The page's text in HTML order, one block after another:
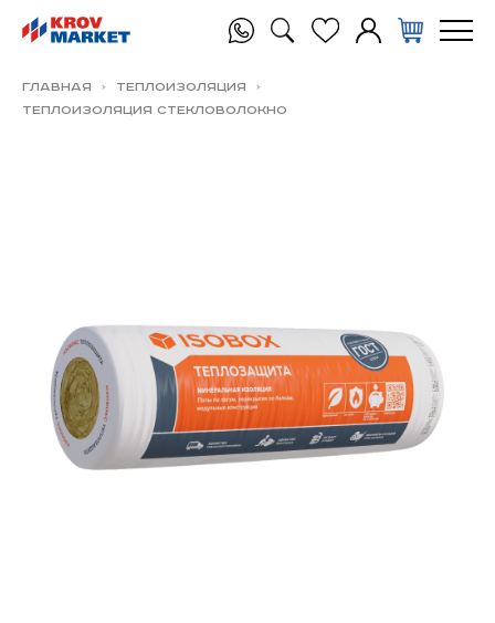
Главная
Теплоизоляция
ТЕПЛОИЗОЛЯЦИЯ Стекловолокно